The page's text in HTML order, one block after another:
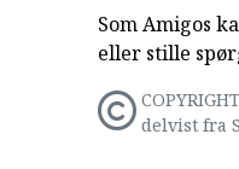
Som Amigos
eller stille
delvist fra